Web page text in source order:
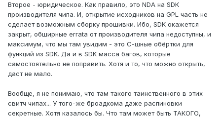
Второе - юридическое. Как правило, это NDA на SDK
производителя чипа. И, открытие исходников на GPL часть не
сделает возможным сборку прошивки. Ибо, SDK окажется
закрыт, обширные errata от производителя чипа недоступны, и
максимум, что мы там увидим - это С-шные обёртки для
функций из SDK. Да и в SDK масса багов, которые
самостоятельно не поправить. Хотя и то, что можно открыть,
даст не мало.
Вообще, я не понимаю, что там такого таинственного в этих
свитч чипах... У того-же броадкома даже распиновки
секретные. Хотя казалось бы. Что там может быть ТАКОГО,